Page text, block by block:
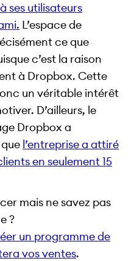
ses utilisateurs
L’espace de
ce que
c’est la raison
à Dropbox. Cette
un véritable intérêt
D’ailleurs, le
Dropbox a
l’entreprise a attiré
en seulement 15
mais ne savez pas
?
un programme de
vos ventes.